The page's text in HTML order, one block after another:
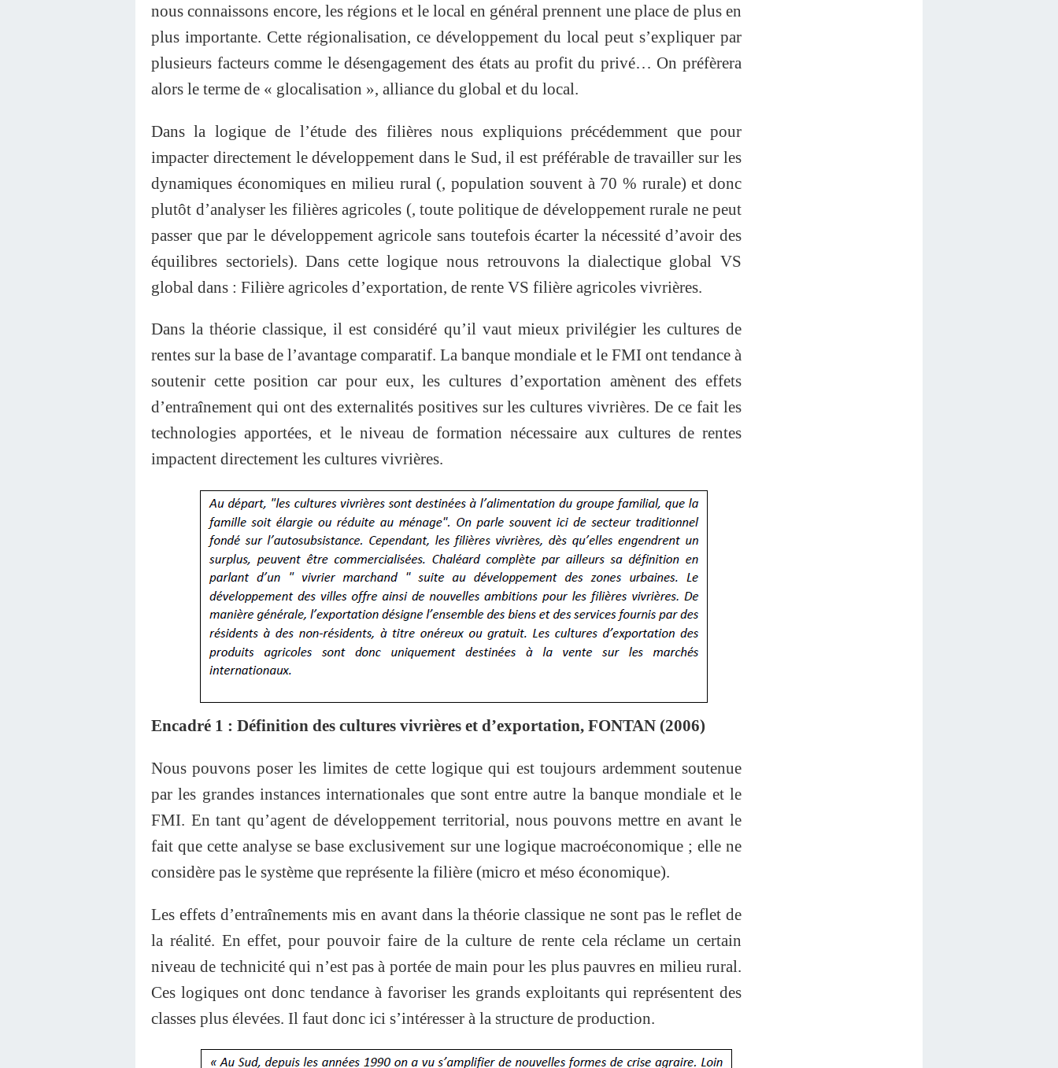
nous connaissons encore, les régions et le local en général prennent une place de plus en
plus importante. Cette régionalisation, ce développement du local peut s’expliquer par
plusieurs facteurs comme le désengagement des états au profit du privé… On préfèrera
alors le terme de « glocalisation », alliance du global et du local.
Dans la logique de l’étude des filières nous expliquions précédemment que pour
impacter directement le développement dans le Sud, il est préférable de travailler sur les
dynamiques économiques en milieu rural (, population souvent à 70 % rurale) et donc
plutôt d’analyser les filières agricoles (, toute politique de développement rurale ne peut
passer que par le développement agricole sans toutefois écarter la nécessité d’avoir des
équilibres sectoriels). Dans cette logique nous retrouvons la dialectique global VS
global dans : Filière agricoles d’exportation, de rente VS filière agricoles vivrières.
Dans la théorie classique, il est considéré qu’il vaut mieux privilégier les cultures de
rentes sur la base de l’avantage comparatif. La banque mondiale et le FMI ont tendance à
soutenir cette position car pour eux, les cultures d’exportation amènent des effets
d’entraînement qui ont des externalités positives sur les cultures vivrières. De ce fait les
technologies apportées, et le niveau de formation nécessaire aux cultures de rentes
impactent directement les cultures vivrières.
Encadré 1 : Définition des cultures vivrières et d’exportation, FONTAN (2006)
Nous pouvons poser les limites de cette logique qui est toujours ardemment soutenue
par les grandes instances internationales que sont entre autre la banque mondiale et le
FMI. En tant qu’agent de développement territorial, nous pouvons mettre en avant le
fait que cette analyse se base exclusivement sur une logique macroéconomique ; elle ne
considère pas le système que représente la filière (micro et méso économique).
Les effets d’entraînements mis en avant dans la théorie classique ne sont pas le reflet de
la réalité. En effet, pour pouvoir faire de la culture de rente cela réclame un certain
niveau de technicité qui n’est pas à portée de main pour les plus pauvres en milieu rural.
Ces logiques ont donc tendance à favoriser les grands exploitants qui représentent des
classes plus élevées. Il faut donc ici s’intéresser à la structure de production.